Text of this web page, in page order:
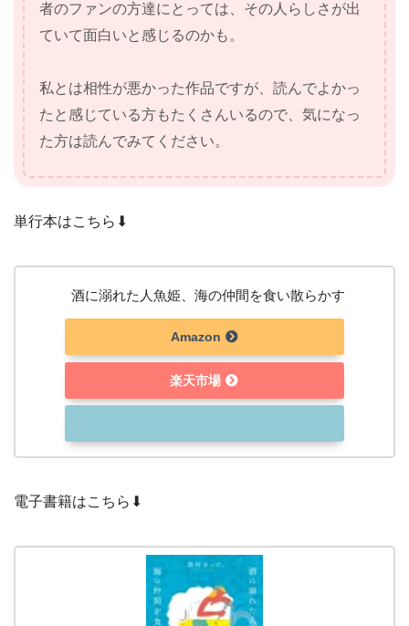
者のファンの方達にとっては、その人らしさが出
ていて面白いと感じるのかも。
私とは相性が悪かった作品ですが、読んでよかっ
たと感じている方もたくさんいるので、気になっ
た方は読んでみてください。
単行本はこちら⬇︎
酒に溺れた人魚姫、海の仲間を食い散らかす
Amazon
楽天市場
電子書籍はこちら⬇︎